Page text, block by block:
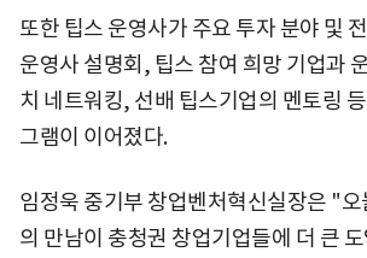
또한 팁스 운영사가 주요 투자 분야 및
운영사 설명회, 팁스 참여 희망 기업과
치 네트워킹, 선배 팁스기업의 멘토링
그램이 이어졌다.
임정욱 중기부 창업벤처혁신실장은 "
의 만남이 충청권 창업기업들에 더 큰